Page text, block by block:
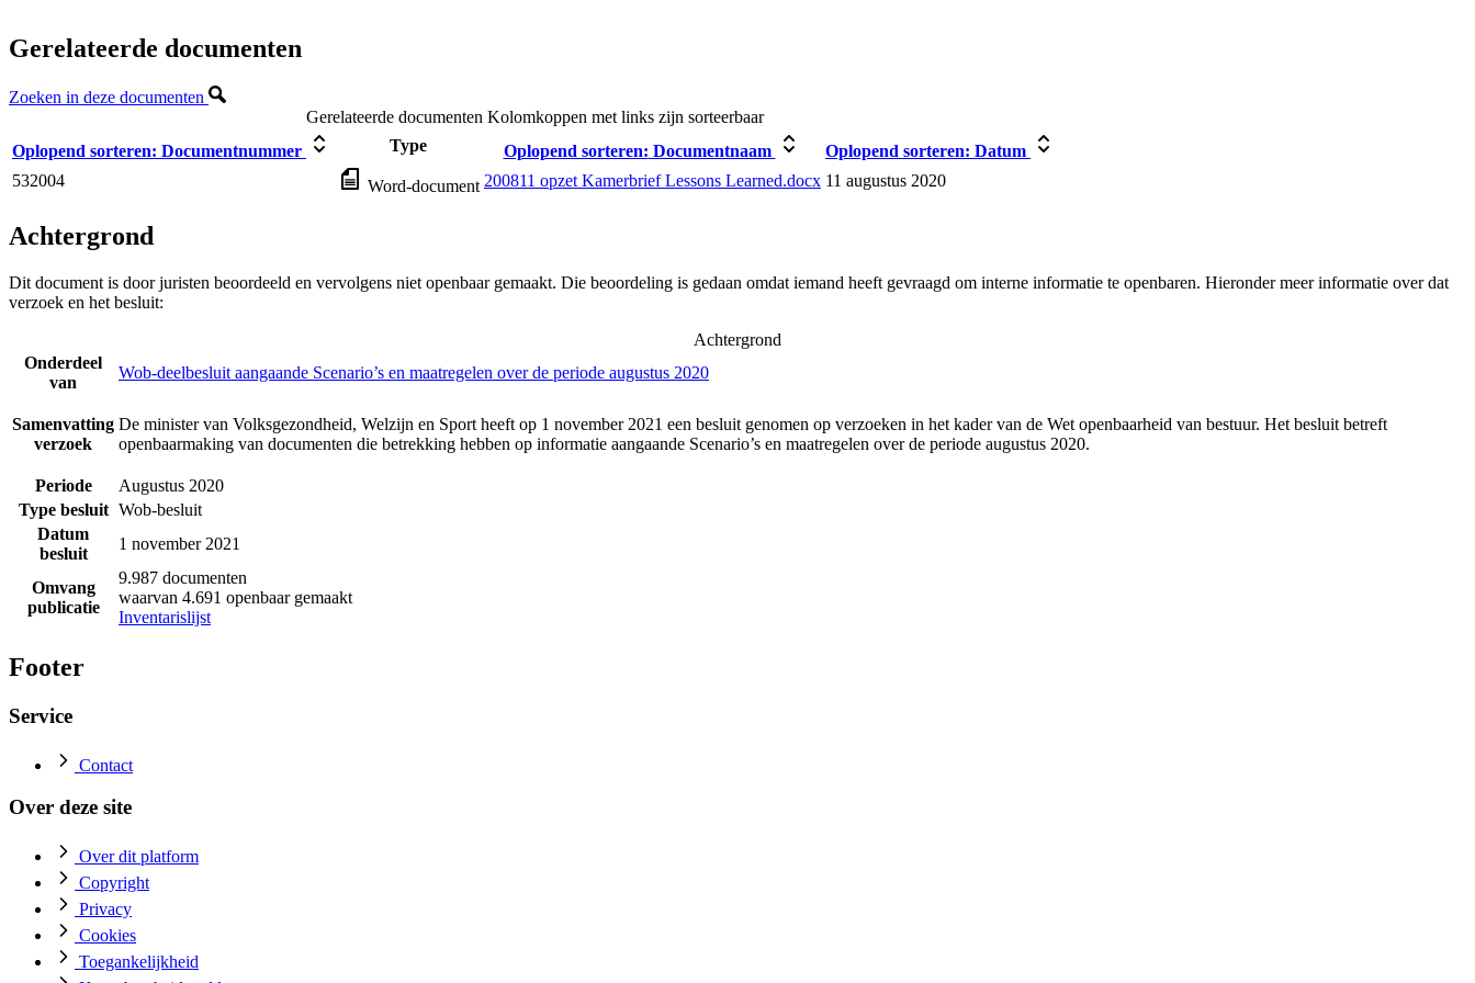
Gerelateerde documenten
Zoeken in deze documenten
Gerelateerde documenten Kolomkoppen met links zijn sorteerbaar
Oplopend sorteren: Documentnummer Type Oplopend sorteren: Documentnaam Oplopend sorteren: Datum
532004
Word-document 200811 opzet Kamerbrief Lessons Learned.docx 11 augustus 2020
Achtergrond
Dit document is door juristen beoordeeld en vervolgens niet openbaar gemaakt. Die beoordeling is gedaan omdat iemand heeft gevraagd om interne informatie te openbaren. Hieronder meer informatie over dat
verzoek en het besluit:
Achtergrond
Onderdeel
van
Wob-deelbesluit aangaande Scenario’s en maatregelen over de periode augustus 2020
Samenvatting
verzoek
De minister van Volksgezondheid, Welzijn en Sport heeft op 1 november 2021 een besluit genomen op verzoeken in het kader van de Wet openbaarheid van bestuur. Het besluit betreft
openbaarmaking van documenten die betrekking hebben op informatie aangaande Scenario’s en maatregelen over de periode augustus 2020.
Periode
Augustus 2020
Type besluit Wob-besluit
Datum
besluit
1 november 2021
Omvang
publicatie
9.987 documenten
waarvan 4.691 openbaar gemaakt
Inventarislijst
Footer
Service
Contact
Over deze site
Over dit platform
Copyright
Privacy
Cookies
Toegankelijkheid